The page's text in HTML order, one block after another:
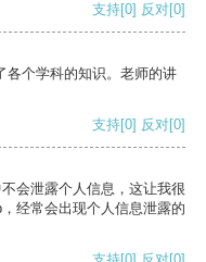
支持[0] 反对[0]
各个学科的知识。老师的讲
支持[0] 反对[0]
会泄露个人信息，这让我很
经常会出现个人信息泄露的